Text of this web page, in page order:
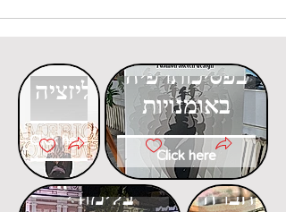
דוקטורט
בגלובליזציה
Click here
בפסיכותרפיה
באומנויות
Click here
דוקטורט
בלימודי
דוקטורט
בחברה